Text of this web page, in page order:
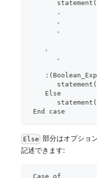
       .
       。
       。
    。
       。
    Else
End case
Else 部分はオプショ
記述できます:
Case of